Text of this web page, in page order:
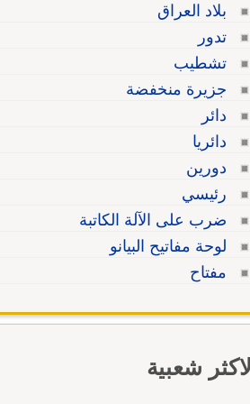
بلاد العراق
تدور
تشطيب
جزيرة منخفضة
دائر
دائريا
دورين
رئيسي
ضرب على الآلة الكاتبة
لوحة مفاتيح البيانو
مفتاح
شعبية